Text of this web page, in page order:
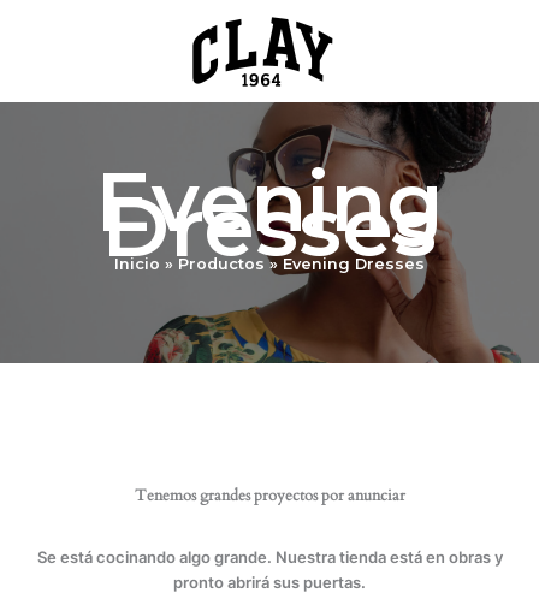
Evening
Dresses
Inicio Productos Evening Dresses
Tenemos grandes proyectos por anunciar
Se está cocinando algo grande. Nuestra tienda está en obras y
pronto abrirá sus puertas.